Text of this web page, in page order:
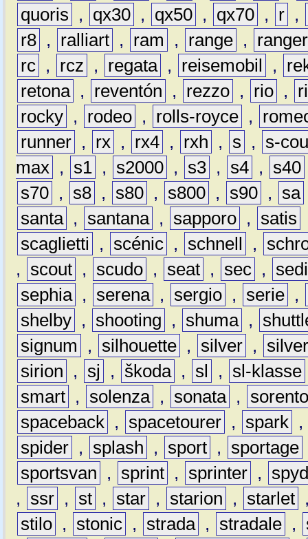
quoris , qx30 , qx50 , qx70 , r ,
r8 , ralliart , ram , range ,
ranger
rc , rcz , regata , reisemobil ,
retona , reventón , rezzo , rio ,
rocky , rodeo , rolls-royce ,
runner , rx , rx4 , rxh , s ,
s-
max , s1 , s2000 , s3 , s4 , s40
s70 , s8 , s80 , s800 , s90 , sa
santa , santana , sapporo , satis
scaglietti
, scénic , schnell ,
,
scout , scudo , seat , sec ,
sephia , serena , sergio , serie ,
shelby , shooting , shuma ,
signum
, silhouette , silver ,
sirion
, sj , škoda , sl , sl-klasse
smart , solenza , sonata ,
spaceback , spacetourer , spark ,
spider , splash , sport , sportage
sportsvan
, sprint , sprinter ,
,
ssr , st , star , starion , starlet
stilo , stonic , strada , stradale ,